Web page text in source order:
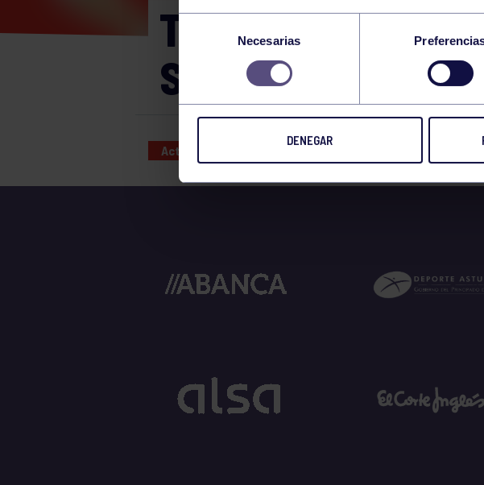
Selección
consentimiento
Necesarias
DENEGAR
TORNEO PADEL
SOCIOS
Actividades deportivas 15 JUN 2023